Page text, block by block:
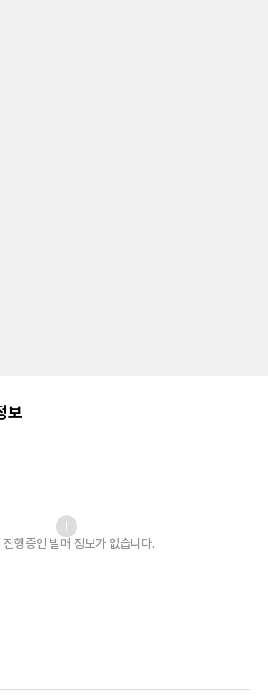
보
진행중인 발매 정보가 없습니다.